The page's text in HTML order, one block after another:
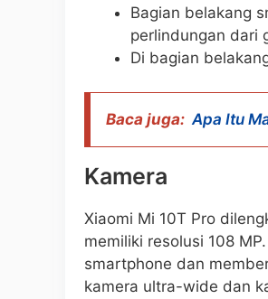
Bagian belakang
perlindungan dari
Di bagian
Baca juga: Apa Itu
Kamera
Xiaomi Mi 10T Pro
memiliki resolusi 108
smartphone dan
kamera ultra-wide dan